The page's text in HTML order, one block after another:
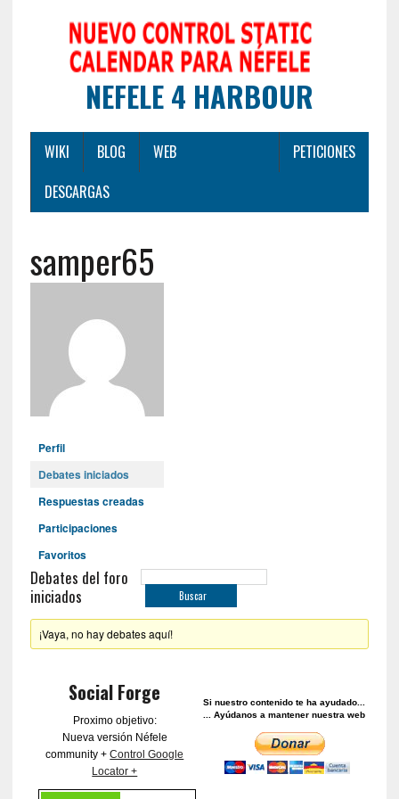
NEFELE 4 HARBOUR
WIKI BLOG PETICIONES
WEB
DESCARGAS
samper65
Perfil
Debates iniciados
Respuestas creadas
Participaciones
Favoritos
Debates del foro
iniciados
¡Vaya, no hay debates aquí!
Social Forge
Proximo objetivo:
Nueva versión Néfele
community +Control Google
Locator +
Si nuestro contenido te ha ayudado...
... Ayúdanos a mantener nuestra web